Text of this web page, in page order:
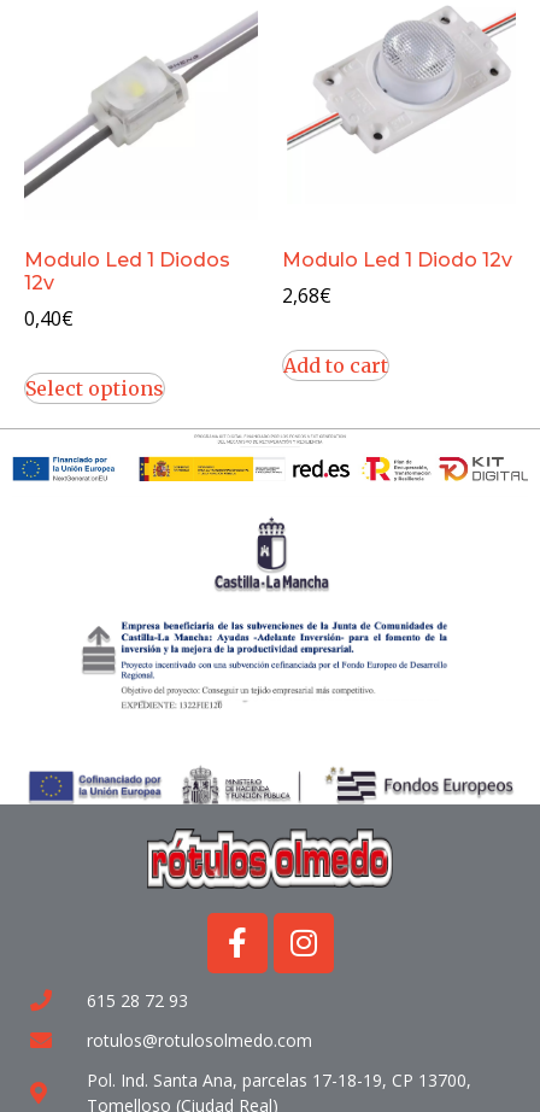
Modulo Led 1 Diodos
12v
0,40€
Select options
Modulo Led 1 Diodo 12v
2,68€
Add to cart
615 28 72 93
rotulos@rotulosolmedo.com
Pol. Ind. Santa Ana, parcelas 17-18-19, CP 13700,
Tomelloso (Ciudad Real)